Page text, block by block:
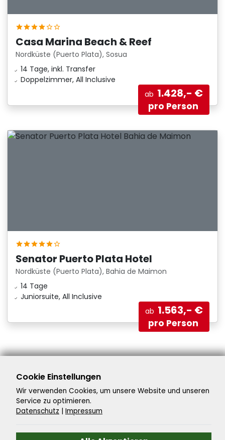
Casa Marina Beach & Reef
Nordküste (Puerto Plata), Sosua
14 Tage, inkl. Transfer
Doppelzimmer, All Inclusive
ab 1.428,- €
pro Person
Senator Puerto Plata Hotel
Nordküste (Puerto Plata), Bahia de Maimon
14 Tage
Juniorsuite, All Inclusive
ab 1.563,- €
pro Person
Last-Minute-Flughafen
Am Rathaus 9
Cookie Einstellungen
Wir verwenden Cookies, um unsere Website und unseren
Service zu optimieren.
Datenschutz | Impressum